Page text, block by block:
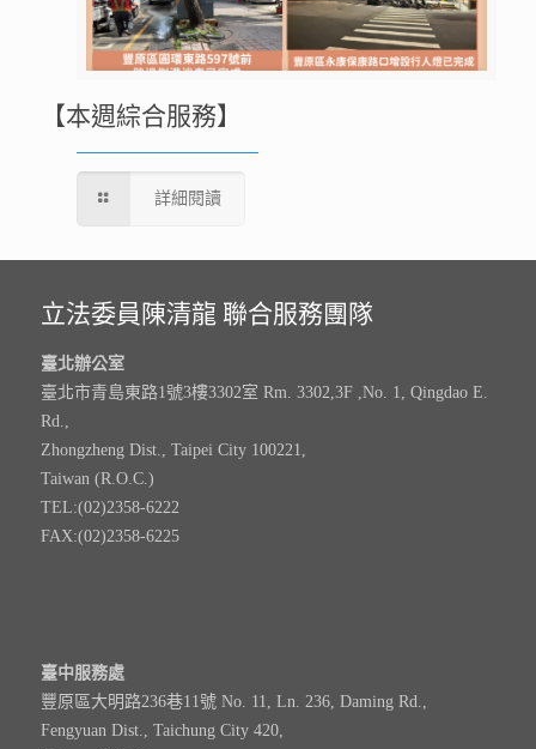
【本週綜合服務】
詳細閱讀
立法委員陳清龍 聯合服務團隊
臺北辦公室
臺北市青島東路1號3樓3302室 Rm. 3302,3F ,No. 1, Qingdao E.
Rd.,
Zhongzheng Dist., Taipei City 100221,
Taiwan (R.O.C.)
TEL:(02)2358-6222
FAX:(02)2358-6225
臺中服務處
豐原區大明路236巷11號 No. 11, Ln. 236, Daming Rd.,
Fengyuan Dist., Taichung City 420,